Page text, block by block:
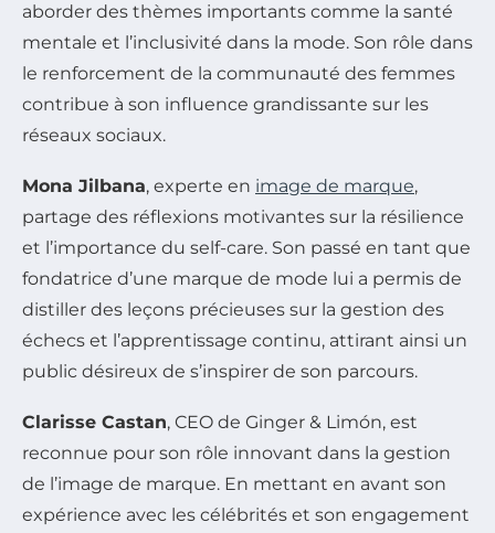
aborder des thèmes importants comme la santé
mentale et l’inclusivité dans la mode. Son rôle dans
le renforcement de la communauté des femmes
contribue à son influence grandissante sur les
réseaux sociaux.
Mona Jilbana, experte en image de marque,
partage des réflexions motivantes sur la résilience
et l’importance du self-care. Son passé en tant que
fondatrice d’une marque de mode lui a permis de
distiller des leçons précieuses sur la gestion des
échecs et l’apprentissage continu, attirant ainsi un
public désireux de s’inspirer de son parcours.
Clarisse Castan, CEO de Ginger & Limón, est
reconnue pour son rôle innovant dans la gestion
de l’image de marque. En mettant en avant son
expérience avec les célébrités et son engagement